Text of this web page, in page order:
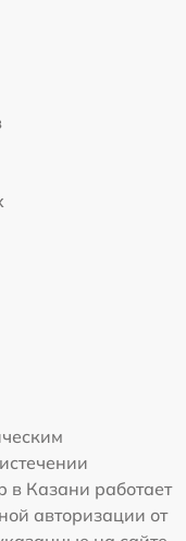
в Казани работает
авторизации от